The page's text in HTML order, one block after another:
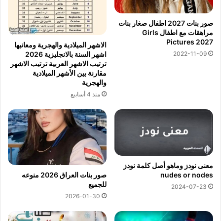
صور بنات 2027 اطفال صغار بنات
مراهقات مع اطفال Girls
Pictures 2027
2022-11-09
الاشهر الميلادية والهجرية ومعانيها
اشهر السنة بالانجليزية 2026
ترتيب الاشهر العربية ترتيب الاشهر
مقارنة بين الأشهر الميلادية
والهجرية
منذ 4 أسابيع
معنى نودز وماهو أصل كلمة نودز
nudes or nodes
2024-07-23
صور بنات العراق 2026 منوعه
للجميع
2026-01-30